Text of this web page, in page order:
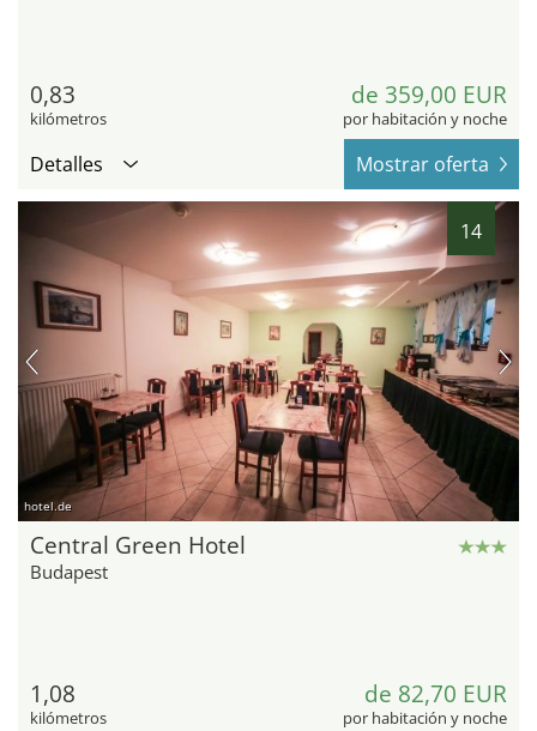
0,83
kilómetros
de 359,00 EUR
por habitación y noche
Detalles Mostrar oferta
14
hotel.de
Central Green Hotel
Budapest
1,08
kilómetros
de 82,70 EUR
por habitación y noche